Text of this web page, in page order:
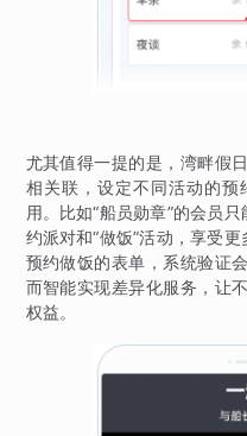
尤其值得一提的是，湾畔假
相关联，设定不同活动的预
用。比如“船员勋章”的会员
约派对和“做饭”活动，享受
预约做饭的表单，系统验证
而智能实现差异化服务，让
权益。